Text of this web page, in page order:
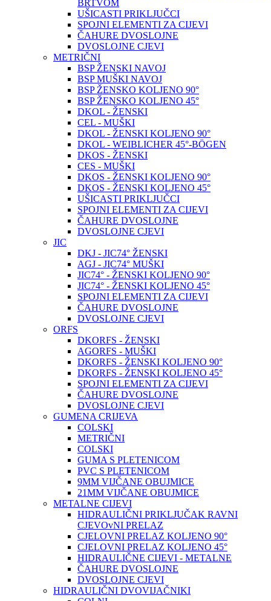
BRTVOM
UŠICASTI PRIKLJUČCI
SPOJNI ELEMENTI ZA CIJEVI
ČAHURE DVOSLOJNE
DVOSLOJNE CJEVI
METRIČNI
BSP ŽENSKI NAVOJ
BSP MUŠKI NAVOJ
BSP ŽENSKO KOLJENO 90°
BSP ŽENSKO KOLJENO 45°
DKOL - ŽENSKI
CEL - MUŠKI
DKOL - ŽENSKI KOLJENO 90°
DKOL - WEIBLICHER 45°-BÖGEN
DKOS - ŽENSKI
CES - MUŠKI
DKOS - ŽENSKI KOLJENO 90°
DKOS - ŽENSKI KOLJENO 45°
UŠICASTI PRIKLJUČCI
SPOJNI ELEMENTI ZA CIJEVI
ČAHURE DVOSLOJNE
DVOSLOJNE CJEVI
JIC
DKJ - JIC74° ŽENSKI
AGJ - JIC74° MUŠKI
JIC74° - ŽENSKI KOLJENO 90°
JIC74° - ŽENSKI KOLJENO 45°
SPOJNI ELEMENTI ZA CIJEVI
ČAHURE DVOSLOJNE
DVOSLOJNE CJEVI
ORFS
DKORFS - ŽENSKI
AGORFS - MUŠKI
DKORFS - ŽENSKI KOLJENO 90°
DKORFS - ŽENSKI KOLJENO 45°
SPOJNI ELEMENTI ZA CIJEVI
ČAHURE DVOSLOJNE
DVOSLOJNE CJEVI
GUMENA CRIJEVA
COLSKI
METRIČNI
COLSKI
GUMA S PLETENICOM
PVC S PLETENICOM
9MM VIJČANE OBUJMICE
21MM VIJČANE OBUJMICE
METALNE CIJEVI
HIDRAULIČNI PRIKLJUČAK RAVNI
CJEVOvNI PRELAZ
CJELOVNI PRELAZ KOLJENO 90°
CJELOVNI PRELAZ KOLJENO 45°
HIDRAULIČNE CIJEVI - METALNE
ČAHURE DVOSLOJNE
DVOSLOJNE CJEVI
HIDRAULIČNI DVOVIJAČNIKI